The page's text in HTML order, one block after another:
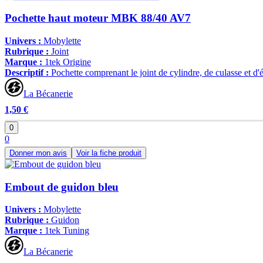
Pochette haut moteur MBK 88/40 AV7
Univers : Mobylette
Rubrique : Joint
Marque : 1tek Origine
Descriptif : Pochette comprenant le joint de cylindre, de culasse et
La Bécanerie
1,50 €
0
0
Donner mon avis Voir la fiche produit
Embout de guidon bleu
Univers : Mobylette
Rubrique : Guidon
Marque : 1tek Tuning
La Bécanerie